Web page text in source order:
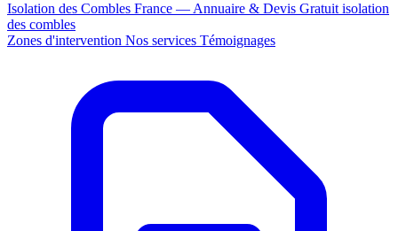
Isolation des Combles France — Annuaire & Devis Gratuit isolation
des combles
Zones d'intervention Nos services Témoignages